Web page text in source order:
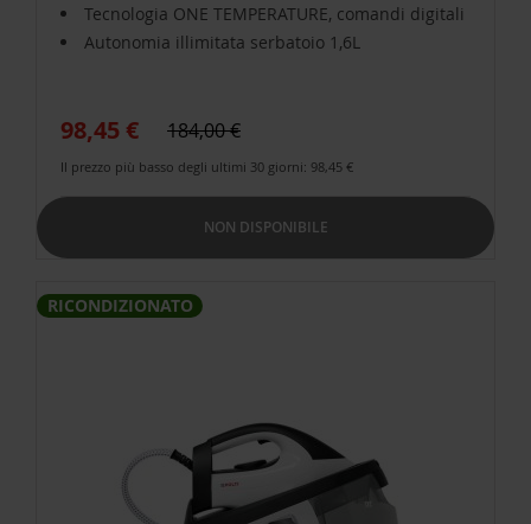
Tecnologia ONE TEMPERATURE, comandi digitali
Autonomia illimitata serbatoio 1,6L
98,45 € 184,00 €
Il prezzo più basso degli ultimi 30 giorni: 98,45 €
NON DISPONIBILE
RICONDIZIONATO